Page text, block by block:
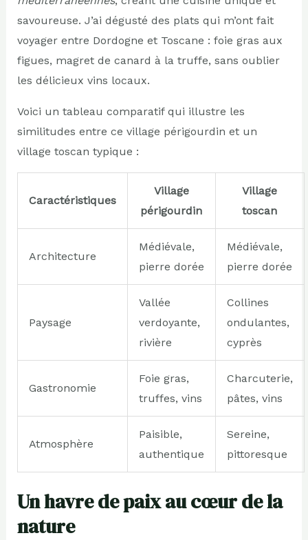
savoureuse. J’ai dégusté des plats qui m’ont fait
voyager entre Dordogne et Toscane : foie gras aux
figues, magret de canard à la truffe, sans oublier
les délicieux vins locaux.
Voici un tableau comparatif qui illustre les
similitudes entre ce village périgourdin et un
village toscan typique :
Caractéristiques
Village
périgourdin
Village
toscan
Architecture
Médiévale,
pierre dorée
Médiévale,
pierre dorée
Paysage
Vallée
verdoyante,
rivière
Collines
ondulantes,
cyprès
Gastronomie
Foie gras,
truffes, vins
Charcuterie,
pâtes, vins
Atmosphère
Paisible,
authentique
Sereine,
pittoresque
Un havre de paix au cœur de la
nature